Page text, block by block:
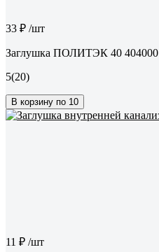
33 ₽ /шт
Заглушка ПОЛИТЭК 40 404000
5(20)
В корзину по 10
11 ₽ /шт